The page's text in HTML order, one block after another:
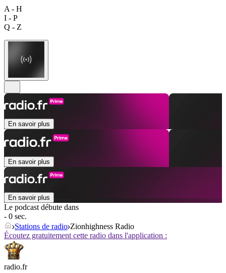
A - H
I - P
Q - Z
En savoir plus
En savoir plus
En savoir plus
Le podcast débute dans
- 0 sec.
Stations de radio Zionhighness Radio
Écoutez gratuitement cette radio dans l'application :
radio.fr